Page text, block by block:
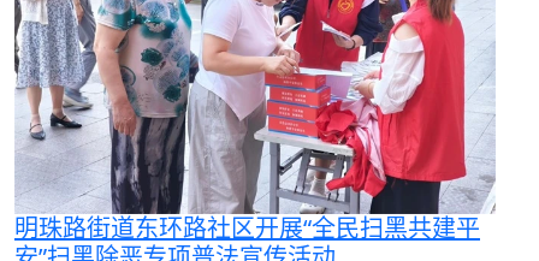
明珠路街道东环路社区开展“全民扫黑共建平